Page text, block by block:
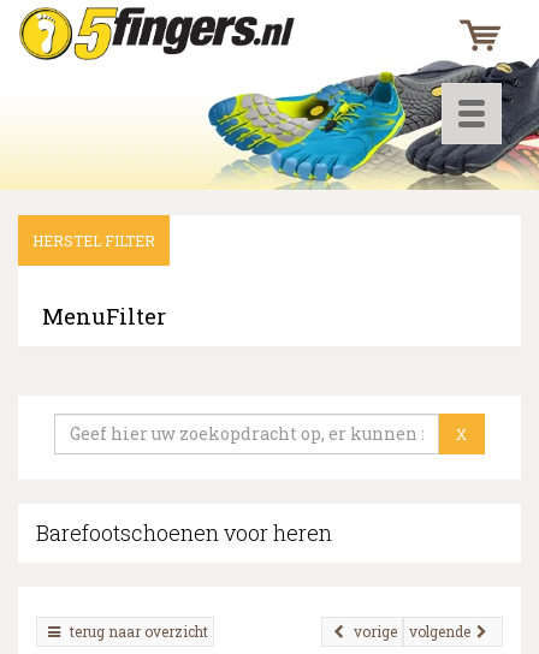
Toggle
▼
▼
HERSTEL FILTER
MenuFilter
X
Barefootschoenen voor heren
terug naar overzicht volgende
vorige